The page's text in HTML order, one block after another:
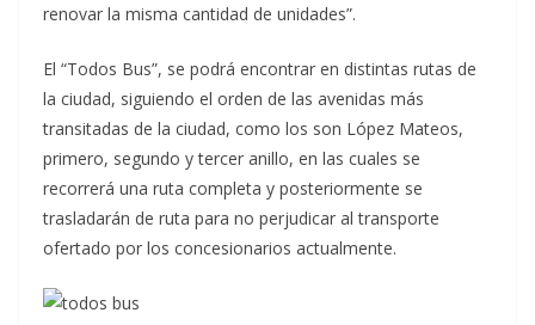
renovar la misma cantidad de unidades”.
El “Todos Bus”, se podrá encontrar en distintas rutas de
la ciudad, siguiendo el orden de las avenidas más
transitadas de la ciudad, como los son López Mateos,
primero, segundo y tercer anillo, en las cuales se
recorrerá una ruta completa y posteriormente se
trasladarán de ruta para no perjudicar al transporte
ofertado por los concesionarios actualmente.